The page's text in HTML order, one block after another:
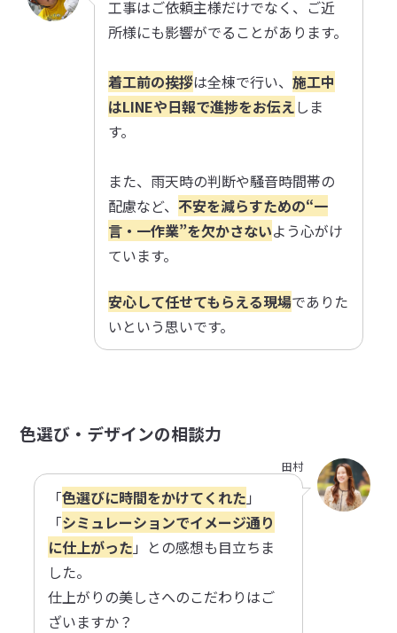
工事はご依頼主様だけでなく、ご近
所様にも影響がでることがあります。
着工前の挨拶は全棟で行い、施工中
はLINEや日報で進捗をお伝えしま
す。
また、雨天時の判断や騒音時間帯の
配慮など、不安を減らすための“一
言・一作業”を欠かさないよう心がけ
ています。
安心して任せてもらえる現場でありた
いという思いです。
色選び・デザインの相談力
田村
「色選びに時間をかけてくれた 」
「シミュレーションでイメージ通り
に仕上がった 」との感想も目立ちま
した。
仕上がりの美しさへのこだわりはご
ざいますか？